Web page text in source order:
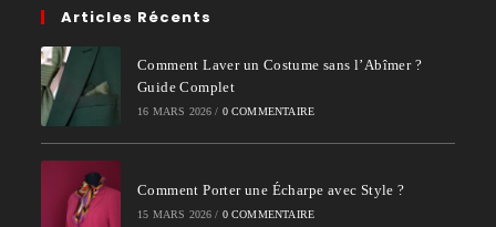
Articles Récents
Comment Laver un Costume sans l’Abîmer ?
Guide Complet
16 MARS 2026 / 0 COMMENTAIRE
Comment Porter une Écharpe avec Style ?
15 MARS 2026 / 0 COMMENTAIRE